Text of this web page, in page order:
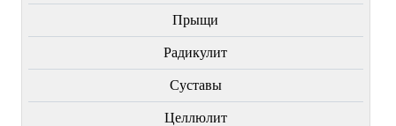
Прыщи
Радикулит
Суставы
Целлюлит